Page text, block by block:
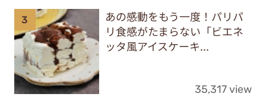
あの感動をもう一度！パリパ
リ食感がたまらない「ビエネ
ッタ風アイスケーキ...
35,317 view